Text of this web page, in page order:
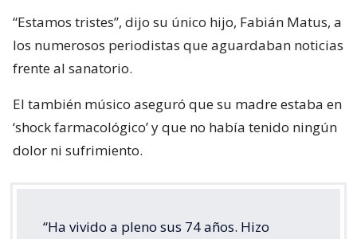
“Estamos tristes”, dijo su único hijo, Fabián Matus, a
los numerosos periodistas que aguardaban noticias
frente al sanatorio.
El también músico aseguró que su madre estaba en
‘shock farmacológico’ y que no había tenido ningún
dolor ni sufrimiento.
“Ha vivido a pleno sus 74 años. Hizo